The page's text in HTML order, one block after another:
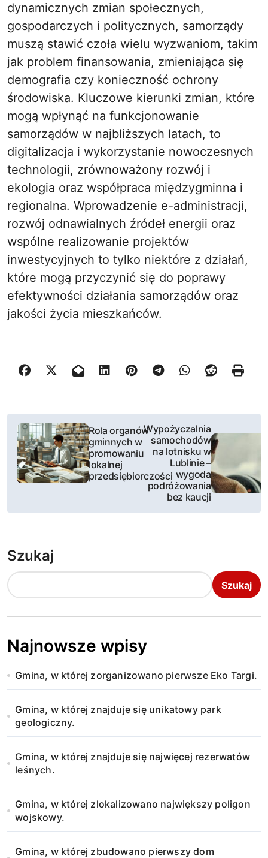
dynamicznych zmian społecznych,
gospodarczych i politycznych, samorządy
muszą stawić czoła wielu wyzwaniom, takim
jak problem finansowania, zmieniająca się
demografia czy konieczność ochrony
środowiska. Kluczowe kierunki zmian, które
mogą wpłynąć na funkcjonowanie
samorządów w najbliższych latach, to
digitalizacja i wykorzystanie nowoczesnych
technologii, zrównoważony rozwój i
ekologia oraz współpraca międzygminna i
regionalna. Wprowadzenie e-administracji,
rozwój odnawialnych źródeł energii oraz
wspólne realizowanie projektów
inwestycyjnych to tylko niektóre z działań,
które mogą przyczynić się do poprawy
efektywności działania samorządów oraz
jakości życia mieszkańców.
N
w
a
c
j
a
w
p
i
s
u
Rola organów
gminnych w
promowaniu
lokalnej
przedsiębiorczości
Wypożyczalnia
samochodów
na lotnisku w
Lublinie –
wygoda
podróżowania
bez kaucji
Szukaj
Szukaj
Najnowsze wpisy
Gmina, w której zorganizowano pierwsze Eko Targi.
Gmina, w której znajduje się unikatowy park
geologiczny.
Gmina, w której znajduje się najwięcej rezerwatów
leśnych.
Gmina, w której zlokalizowano największy poligon
wojskowy.
Gmina, w której zbudowano pierwszy dom